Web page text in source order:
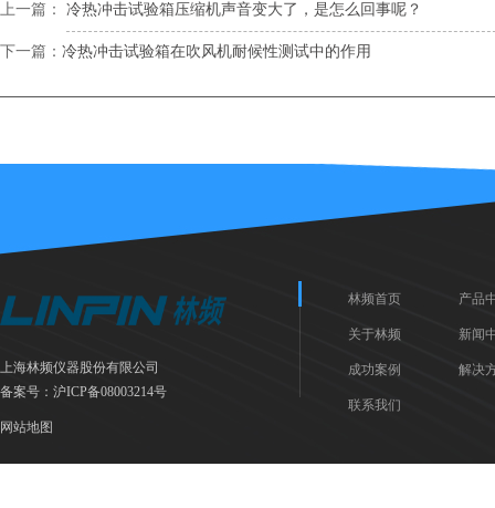
上一篇： 冷热冲击试验箱压缩机声音变大了，是怎么回事呢？
下一篇： 冷热冲击试验箱在吹风机耐候性测试中的作用
上海林频仪器股份有限公司
备案号： 沪ICP备08003214号
网站地图
林频首页 产品
关于林频 新闻
成功案例 解决
联系我们